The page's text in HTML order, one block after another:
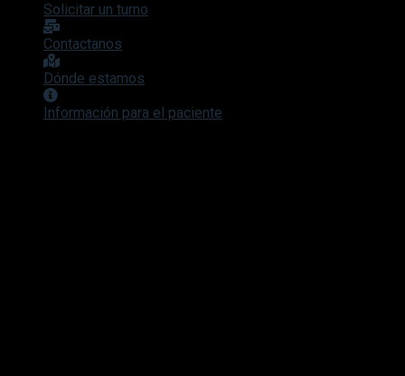
Solicitar un turno
Contactanos
Dónde estamos
Información para el paciente